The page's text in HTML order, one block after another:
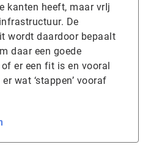
kanten heeft, maar vrIj
De
wordt daardoor bepaalt
daar een goede
er een fit is en vooral
wat ‘stappen’ vooraf